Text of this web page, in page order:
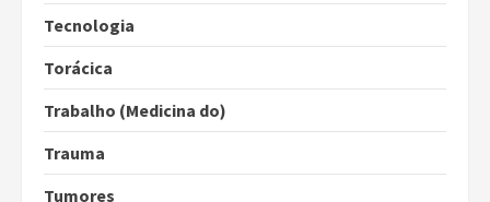
Tecnologia
Torácica
Trabalho (Medicina do)
Trauma
Tumores